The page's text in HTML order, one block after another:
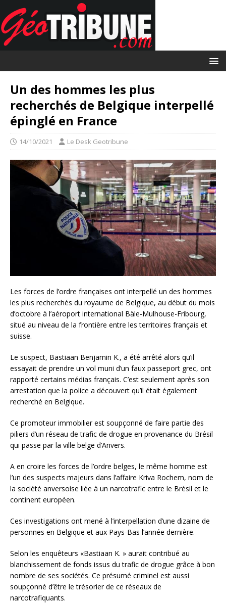
Un des hommes les plus
recherchés de Belgique interpellé
épinglé en France
14/10/2021 Le Desk Geotribune
Les forces de l’ordre françaises ont interpellé un des hommes
les plus recherchés du royaume de Belgique, au début du mois
d’octobre à l’aéroport international Bäle-Mulhouse-Fribourg,
situé au niveau de la frontière entre les territoires français et
suisse.
Le suspect, Bastiaan Benjamin K., a été arrêté alors qu’il
essayait de prendre un vol muni d’un faux passeport grec, ont
rapporté certains médias français. C’est seulement après son
arrestation que la police a découvert qu’il était également
recherché en Belgique.
Ce promoteur immobilier est soupçonné de faire partie des
piliers d’un réseau de trafic de drogue en provenance du Brésil
qui passe par la ville belge d’Anvers.
A en croire les forces de l’ordre belges, le même homme est
l’un des suspects majeurs dans l’affaire Kriva Rochem, nom de
la société anversoise liée à un narcotrafic entre le Brésil et le
continent européen.
Ces investigations ont mené à l’interpellation d’une dizaine de
personnes en Belgique et aux Pays-Bas l’année dernière.
Selon les enquêteurs «Bastiaan K. » aurait contribué au
blanchissement de fonds issus du trafic de drogue grâce à bon
nombre de ses sociétés. Ce présumé criminel est aussi
soupçonné d’être le trésorier de ce réseaux de
narcotrafiquants.